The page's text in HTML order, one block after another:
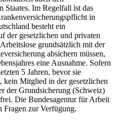
Staates. Im Regelfall ist das
in
besteht ein
der gesetzlichen und privaten
grundsätzlich mit der
absichern müssen,
eine Ausnahme. Sofern
5 Jahren, bevor sie
kein Mitglied in der gesetzlichen
der Grundsicherung (Schweiz)
Die Bundesagentur für Arbeit
Fragen zur Verfügung.